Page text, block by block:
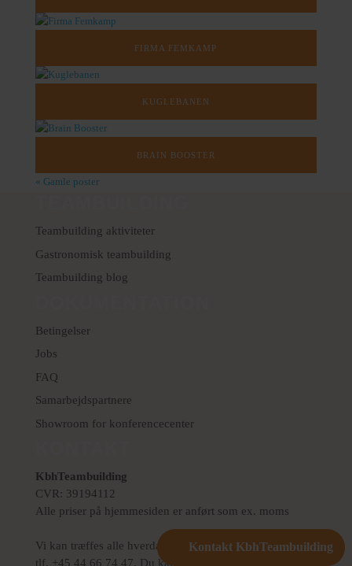
Kontakt KbhTeambuilding
FIRMA FEMKAMP
KUGLEBANEN
BRAIN BOOSTER
« Gamle poster
Teambuilding aktiviteter
Gastronomisk teambuilding
Teambuilding blog
Betingelser
Jobs
FAQ
Samarbejdspartnere
Showroom for konferencecenter
KbhTeambuilding
CVR: 39194112
Alle priser på hjemmesiden er anført som ex. moms
Vi kan træffes alle hverdage mellem kl. 9.00 og 17.00 på
tlf. +45 44 66 74 47. Du kan også skrive en mail til os på